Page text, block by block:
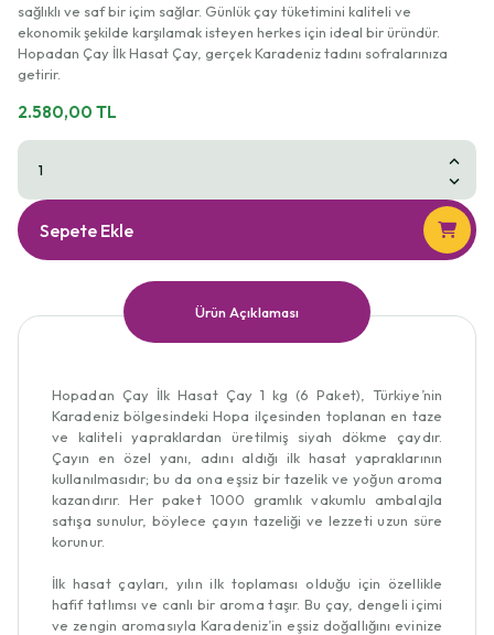
sağlıklı ve saf bir içim sağlar. Günlük çay tüketimini kaliteli ve
ekonomik şekilde karşılamak isteyen herkes için ideal bir üründür.
Hopadan Çay İlk Hasat Çay, gerçek Karadeniz tadını sofralarınıza
getirir.
2.580,00 TL
Sepete Ekle
Ürün Açıklaması
Hopadan Çay İlk Hasat Çay 1 kg (6 Paket), Türkiye’nin
Karadeniz bölgesindeki Hopa ilçesinden toplanan en taze
ve kaliteli yapraklardan üretilmiş siyah dökme çaydır.
Çayın en özel yanı, adını aldığı ilk hasat yapraklarının
kullanılmasıdır; bu da ona eşsiz bir tazelik ve yoğun aroma
kazandırır. Her paket 1000 gramlık vakumlu ambalajla
satışa sunulur, böylece çayın tazeliği ve lezzeti uzun süre
korunur.
İlk hasat çayları, yılın ilk toplaması olduğu için özellikle
hafif tatlımsı ve canlı bir aroma taşır. Bu çay, dengeli içimi
ve zengin aromasıyla Karadeniz’in eşsiz doğallığını evinize